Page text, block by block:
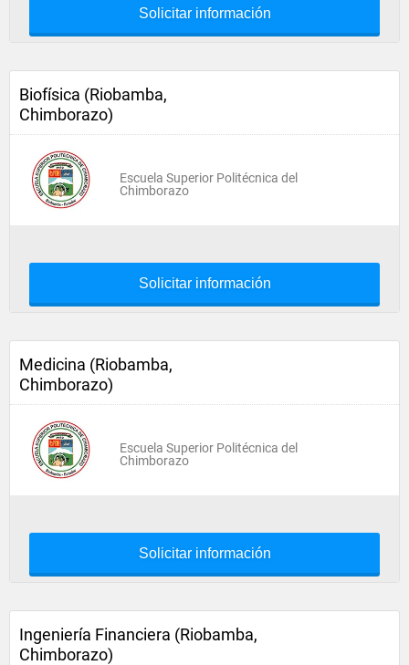
Solicitar información
Biofísica (Riobamba,
Chimborazo)
Escuela Superior Politécnica del
Chimborazo
Solicitar información
Medicina (Riobamba,
Chimborazo)
Escuela Superior Politécnica del
Chimborazo
Solicitar información
Ingeniería Financiera (Riobamba,
Chimborazo)